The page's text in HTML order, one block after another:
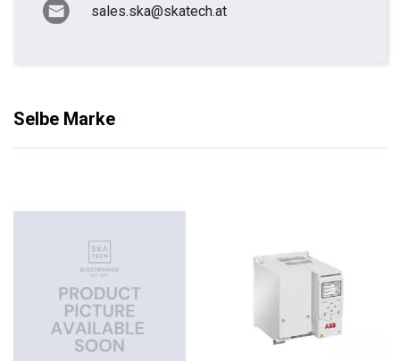
sales.ska@skatech.at
Selbe Marke